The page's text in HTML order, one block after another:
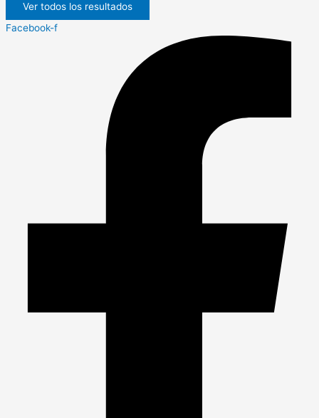
Ver todos los resultados
Facebook-f